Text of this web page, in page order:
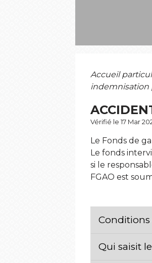
Accueil
indemnisation
Vérifié le 17 Mar
Le Fonds de
Le fonds
si le
FGAO est
Qui saisit